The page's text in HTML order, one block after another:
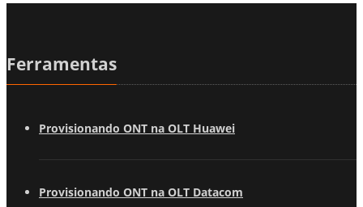
Ferramentas
Provisionando ONT na OLT Huawei
Provisionando ONT na OLT Datacom